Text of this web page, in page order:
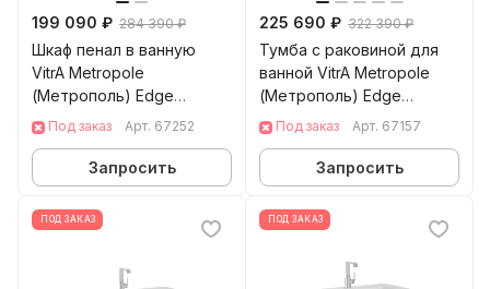
199 090 ₽ 284 390 ₽
Шкаф пенал в ванную
VitrA Metropole
(Метрополь) Edge
(Метрополь Эдж) 67252
Под заказ Арт. 67252
Запросить
225 690 ₽ 322 390 ₽
Тумба с раковиной для
ванной VitrA Metropole
(Метрополь) Edge
(Метрополь Эдж) 67157
Под заказ Арт. 67157
Запросить
ПОД ЗАКАЗ ПОД ЗАКАЗ